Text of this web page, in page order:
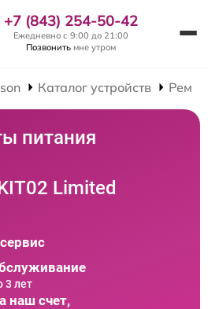
+7 (843) 254-50-42
Ежедневно с 9:00 до 21:00
Позвонить мне утром
Каталог устройств
питания
Limited
3 лет
наш счет,